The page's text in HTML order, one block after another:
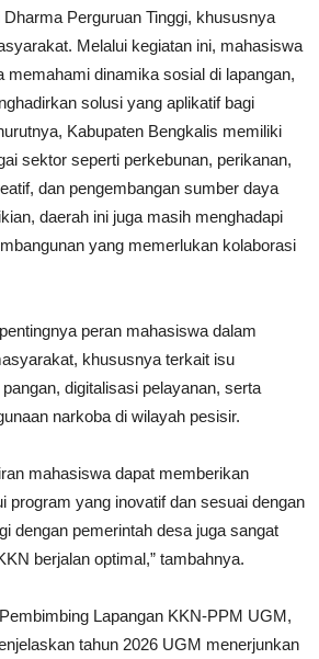
Perguruan Tinggi, khususnya
Melalui kegiatan ini, mahasiswa
memahami dinamika sosial di lapangan,
solusi yang aplikatif bagi
Kabupaten Bengkalis memiliki
sektor seperti perkebunan, perikanan,
dan pengembangan sumber daya
daerah ini juga masih menghadapi
yang memerlukan kolaborasi
peran mahasiswa dalam
khususnya terkait isu
digitalisasi pelayanan, serta
narkoba di wilayah pesisir.
mahasiswa dapat memberikan
program yang inovatif dan sesuai dengan
dengan pemerintah desa juga sangat
berjalan optimal,” tambahnya.
Lapangan KKN-PPM UGM,
tahun 2026 UGM menerjunkan